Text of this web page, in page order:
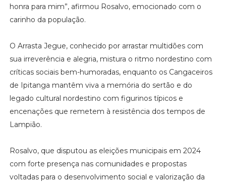
honra para mim”, afirmou Rosalvo, emocionado com o
carinho da população.
O Arrasta Jegue, conhecido por arrastar multidões com
sua irreverência e alegria, mistura o ritmo nordestino com
críticas sociais bem-humoradas, enquanto os Cangaceiros
de Ipitanga mantêm viva a memória do sertão e do
legado cultural nordestino com figurinos típicos e
encenações que remetem à resistência dos tempos de
Lampião.
Rosalvo, que disputou as eleições municipais em 2024
com forte presença nas comunidades e propostas
voltadas para o desenvolvimento social e valorização da